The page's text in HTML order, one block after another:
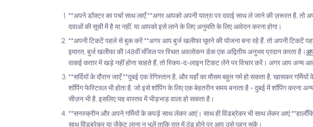
**अपने डॉक्टर का पर्चा साथ लाएँ:**अगर आपको अपनी यात्रा पर दवाई साथ ले जाने की ज़रूरत है,
दवाओं की सूची में है या नहीं, या आपको इसे लाने के लिए अनुमति के लिए आवेदन करना होगा।
**अपनी टिकटें पहले से बुक करें:**अगर आप बुर्ज खलीफा घूमने की योजना बना रहे हैं, तो अपनी टिकटें
इमारत, बुर्ज खलीफा की 148वीं मंजिल पर स्थित अवलोकन डेक एक अद्वितीय अनुभव प्रदान करता है।
वाकई कतार में खड़े नहीं होना चाहते हैं, तो स्किप-द-लाइन टिकट लेने पर विचार करें। अगर आप अन्य
**सर्दियों के दौरान जाएँ:**दुबई एक रेगिस्तान है, और यहाँ का मौसम बहुत गर्म हो सकता है, खासकर
शॉपिंग फेस्टिवल भी होता है, जो इसे शॉपिंग के लिए एक बेहतरीन समय बनाता है - दुबई में शॉपिंग करना
सीज़न भी है, इसलिए यह वास्तव में भीड़भाड़ वाला हो सकता है।
**सनस्क्रीन और अपने गर्मियों के कपड़े साथ लेकर आएं। साथ ही विंडब्रेकर भी साथ लेकर
साथ विंडब्रेकर या जैकेट लाना न भूलें ताकि रात में ठंड होने पर आप उसे पहन सकें।